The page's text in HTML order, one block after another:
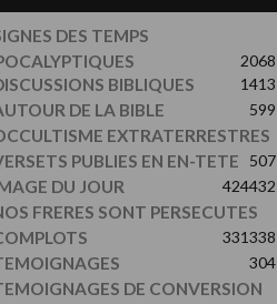
DES TEMPS
2068
BIBLIQUES 1413
DE LA BIBLE 599
EXTRATERRESTRES
507
PUBLIES EN EN-TETE
432
DU JOUR 424
FRERES SONT PERSECUTES
338
331
304
DE CONVERSION